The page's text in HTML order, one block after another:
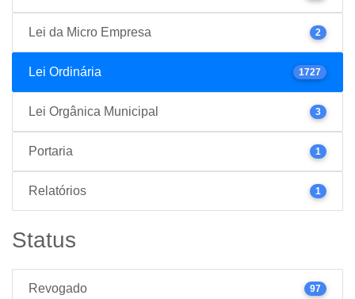
Lei da Micro Empresa 2
Lei Ordinária 1727
Lei Orgânica Municipal 3
Portaria 1
Relatórios 1
Status
Revogado 97